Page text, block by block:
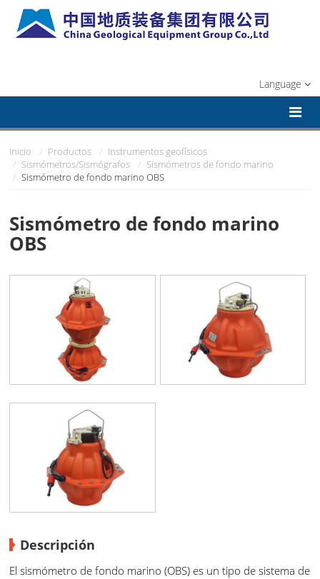
Language
Inicio Productos
Instrumentos geofísicos
Sismómetros/Sismógrafos
Sismómetros de fondo marino
Sismómetro de fondo marino OBS
Sismómetro de fondo marino
OBS
Descripción
El sismómetro de fondo marino (OBS) es un tipo de sistema de